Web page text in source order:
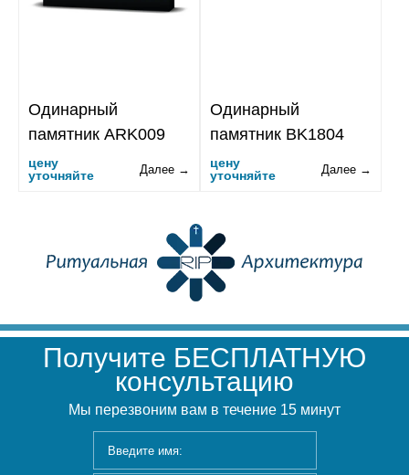
Одинарный
памятник ARK009
цену
уточняйте
Далее →
Одинарный
памятник BK1804
цену
уточняйте
Далее →
Получите БЕСПЛАТНУЮ
консультацию
Мы перезвоним вам в течение 15 минут